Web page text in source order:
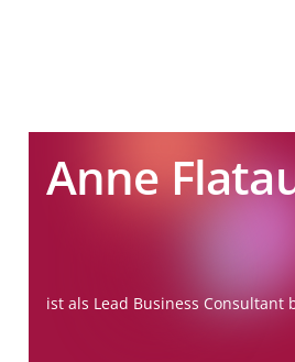
Anne
ist als Lead Business Consultant